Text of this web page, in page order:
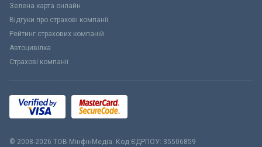
Зелена карта онлайн
Відгуки про страхові компанії
Рейтинг страхових компаній
Автоцивілка
Страхові компанії
© 2008-2026 ТОВ МiнфiнМедiа. Код ЄДРПОУ: 35506859